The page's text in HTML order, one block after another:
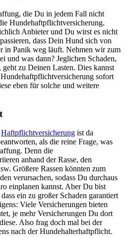
die Du in jedem Fall nicht
Hundehaftpflichtversicherung.
Anbieter und Du wirst es nicht
dass Dein Hund sich von
in Panik weg läuft. Nehmen wir zum
und was dann? Jeglichen Schaden,
geht zu Deinen Lasten. Dies kannst
sofort
eben für solche und weitere
Haftpflichtversicherung ist da
als die reine Frage, was
Denn die
anhand der Rasse, den
Größere Rassen könnten zum
verursachen, sodass Du durchaus
einplanen kannst. Aber Du bist
ein zu großer Schaden garantiert
Viele Versicherungen bieten
je mehr Versicherungen Du dort
Also frag doch mal bei der
nach der Hundehalterhaftpflicht.